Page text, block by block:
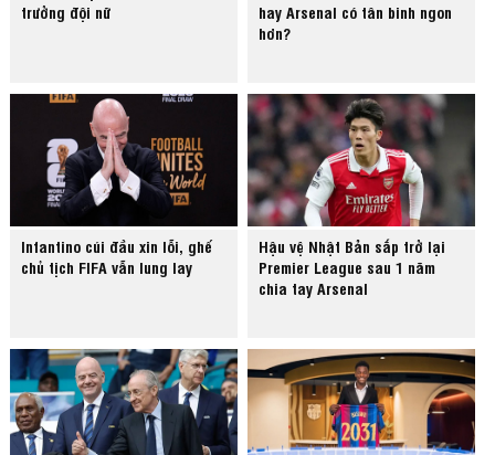
trưởng đội nữ
hay Arsenal có tân binh ngon
hơn?
Infantino cúi đầu xin lỗi, ghế
chủ tịch FIFA vẫn lung lay
Hậu vệ Nhật Bản sắp trở lại
Premier League sau 1 năm
chia tay Arsenal